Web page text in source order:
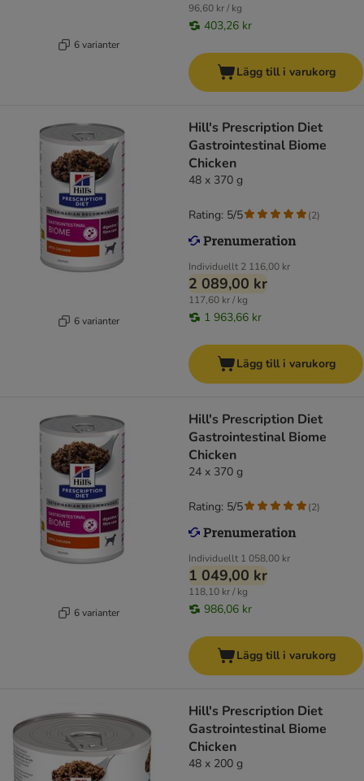
6 varianter
96,60 kr / kg
403,26 kr
Lägg till i varukorg
6 varianter
Hill's Prescription Diet
Gastrointestinal Biome
Chicken
48 x 370 g
Individuellt 2 116,00 kr
2 089,00 kr
117,60 kr / kg
1 963,66 kr
Rating: 5/5 (2)
Lägg till i varukorg
6 varianter
Hill's Prescription Diet
Gastrointestinal Biome
Chicken
24 x 370 g
Individuellt 1 058,00 kr
1 049,00 kr
118,10 kr / kg
986,06 kr
Rating: 5/5 (2)
Lägg till i varukorg
Hill's Prescription Diet
Gastrointestinal Biome
Chicken
48 x 200 g